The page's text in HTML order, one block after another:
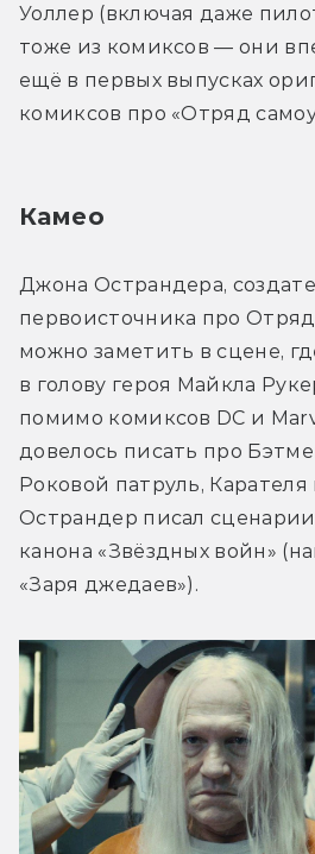
Уоллер (включая даже
тоже из комиксов — они
ещё в первых выпусках
комиксов про «Отряд
Камео
Джона Острандера,
первоисточника про
можно заметить в сцене,
в голову героя Майкла
помимо комиксов DC и
довелось писать про
Роковой патруль,
Острандер писал
канона «Звёздных войн»
«Заря джедаев»).